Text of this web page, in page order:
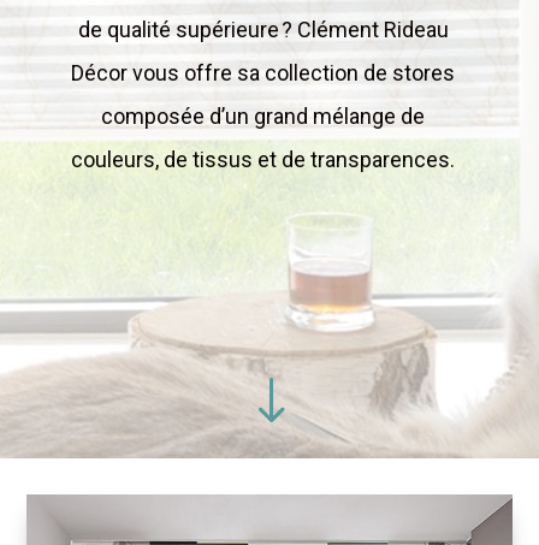
de qualité supérieure ? Clément Rideau
Décor vous offre sa collection de stores
composée d’un grand mélange de
couleurs, de tissus et de transparences.
"